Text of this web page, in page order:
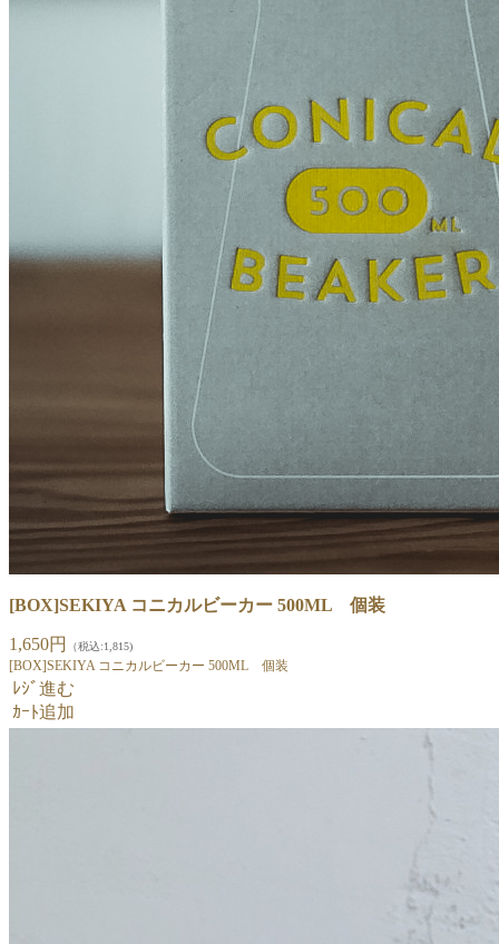
[BOX]SEKIYA コニカルビーカー 500ML 個装
1,650円 （税込:1,815)
[BOX]SEKIYA コニカルビーカー 500ML 個装
ﾚｼﾞ進む
ｶｰﾄ追加